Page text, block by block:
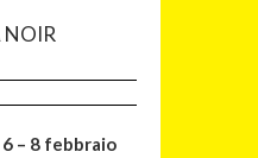
NOIR
6 – 8 febbraio